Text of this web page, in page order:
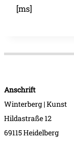
[ms]
Anschrift
Winterberg | Kunst
Hildastraße 12
69115 Heidelberg